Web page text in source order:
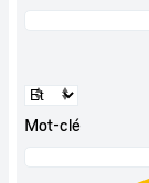
Mot-clé